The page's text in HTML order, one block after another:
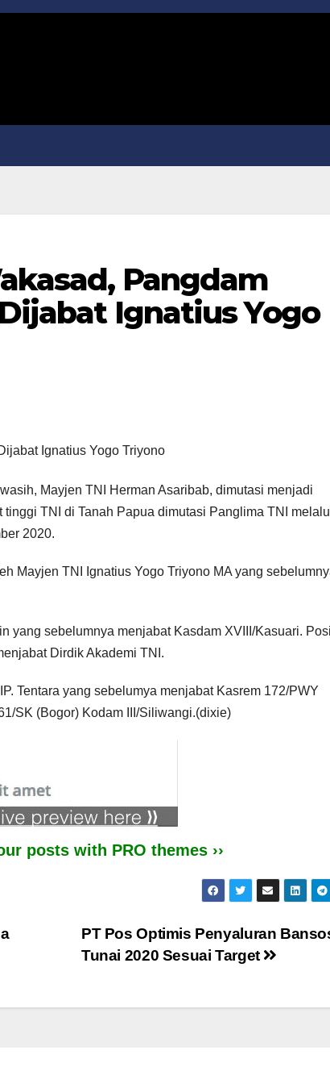
Pangdam
Ignatius Yogo
Mayjen TNI Herman Asaribab, dimutasi menjadi
TNI di Tanah Papua dimutasi Panglima TNI
2020.
Mayjen TNI Ignatius Yogo Triyono MA yang
yang sebelumnya menjabat Kasdam XVIII/Kasuari.
Dirdik Akademi TNI.
Tentara yang sebelumya menjabat Kasrem 172/PWY
SK (Bogor) Kodam III/Siliwangi.(dixie)
posts with PRO themes ››
PT Pos Optimis Penyaluran
Tunai 2020 Sesuai Target